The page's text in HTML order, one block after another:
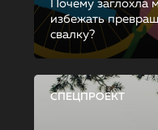
Почему заглохла
избежать
свалку?
СПЕЦПРОЕКТ